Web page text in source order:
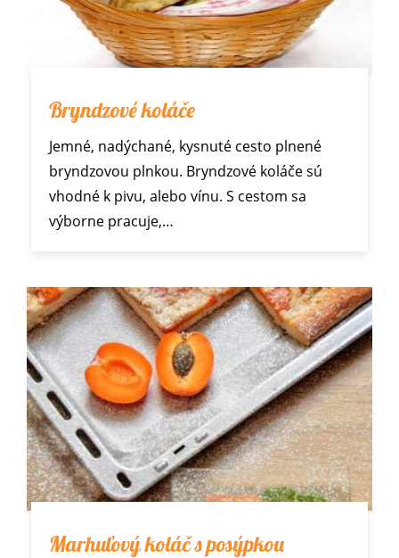
Bryndzové koláče
Jemné, nadýchané, kysnuté cesto plnené
bryndzovou plnkou. Bryndzové koláče sú
vhodné k pivu, alebo vínu. S cestom sa
výborne pracuje,…
Marhuľový koláč s posýpkou